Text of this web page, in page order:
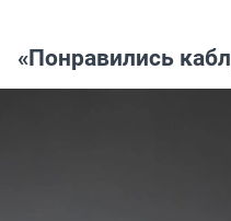
«Понравились